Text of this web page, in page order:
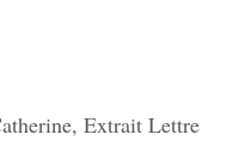
, Extrait Lettre